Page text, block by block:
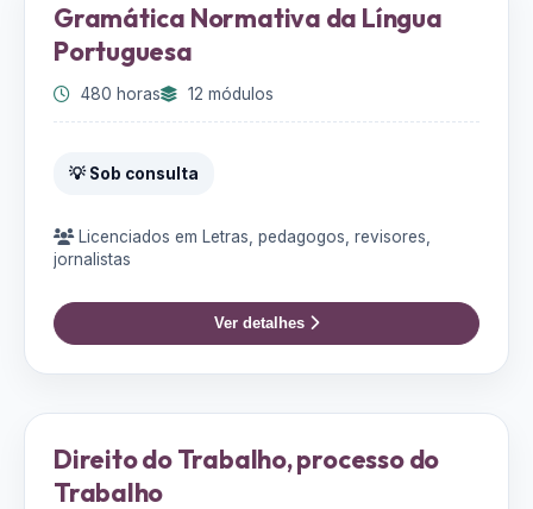
Gramática Normativa da Língua
Portuguesa
480 horas 12 módulos
💡 Sob consulta
Licenciados em Letras, pedagogos, revisores,
jornalistas
Ver detalhes
Direito do Trabalho, processo do
Trabalho